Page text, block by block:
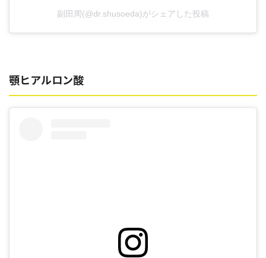
副田周(@dr.shusoeda)がシェアした投稿
顎ヒアルロン酸